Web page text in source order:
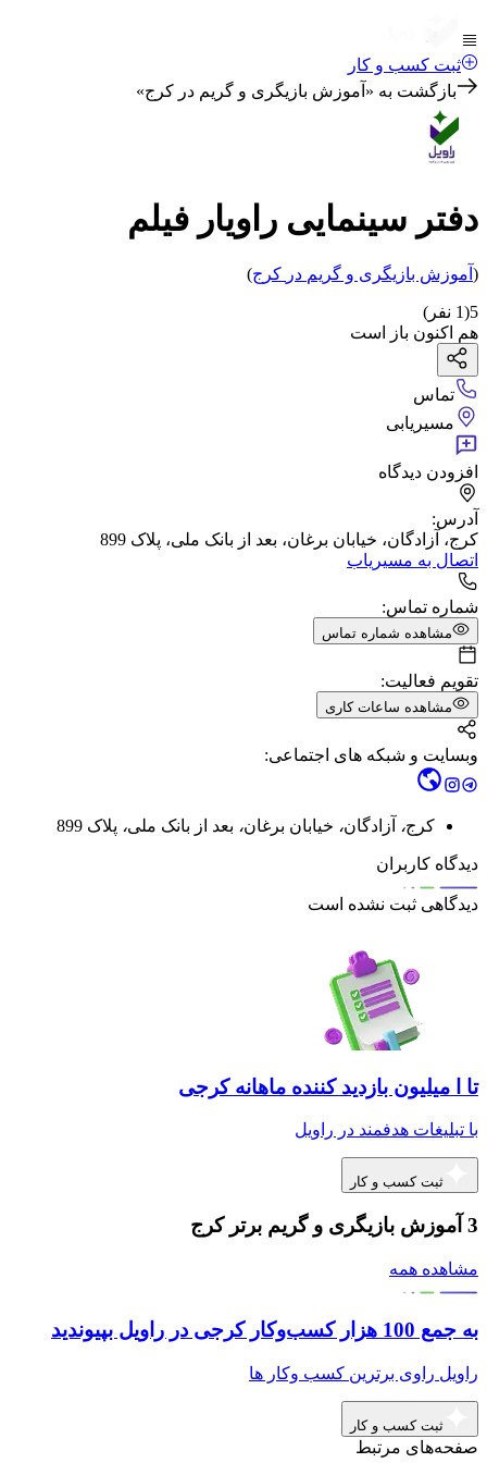
ثبت کسب و کار
بازگشت به « آموزش بازیگری و گریم در کرج»
دفتر سینمایی راویار فیلم
( آموزش بازیگری و گریم در کرج)
5
(
1 نفر)
هم اکنون باز است
تماس
مسیریابی
افزودن دیدگاه
آدرس:
کرج، آزادگان، خیابان برغان، بعد از بانک ملی، پلاک 899
اتصال به مسیریاب
شماره تماس:
مشاهده شماره تماس
تقویم فعالیت:
مشاهده ساعات کاری
وبسایت و شبکه های اجتماعی:
کرج، آزادگان، خیابان برغان، بعد از بانک ملی، پلاک 899
دیدگاه کاربران
دیدگاهی ثبت نشده است
تا ا میلیون بازدید کننده ماهانه کرجی
با تبلیغات هدفمند در راویل
ثبت کسب و کار
3 آموزش بازیگری و گریم برتر کرج
مشاهده همه
به جمع 100 هزار کسب‌وکار کرجی در راویل بپیوندید
راویل راوی برترین کسب وکار ها
ثبت کسب و کار
صفحه‌های مرتبط